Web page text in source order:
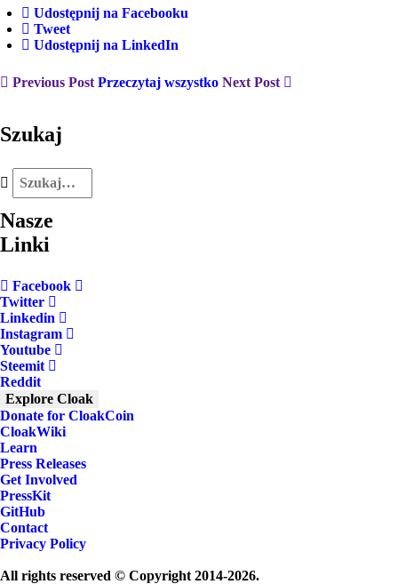
Udostępnij na Facebooku
Tweet
Udostępnij na LinkedIn
Previous Post Przeczytaj wszystko Next Post
Szukaj
Nasze
Linki
Facebook
Twitter
Linkedin
Instagram
Youtube
Steemit
Reddit
Explore Cloak
Donate for CloakCoin
CloakWiki
Learn
Press Releases
Get Involved
PressKit
GitHub
Contact
Privacy Policy
All rights reserved © Copyright 2014-2026.